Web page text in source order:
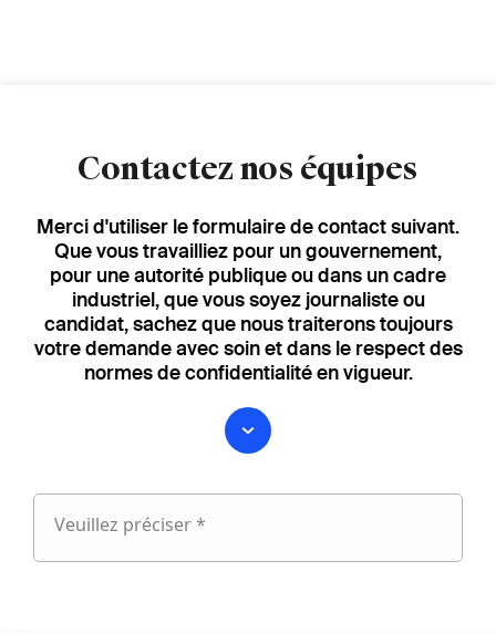
Contactez nos équipes
Merci d'utiliser le formulaire de contact suivant.
Que vous travailliez pour un gouvernement,
pour une autorité publique ou dans un cadre
industriel, que vous soyez journaliste ou
candidat, sachez que nous traiterons toujours
votre demande avec soin et dans le respect des
normes de confidentialité en vigueur.
Veuillez préciser *
Veuillez